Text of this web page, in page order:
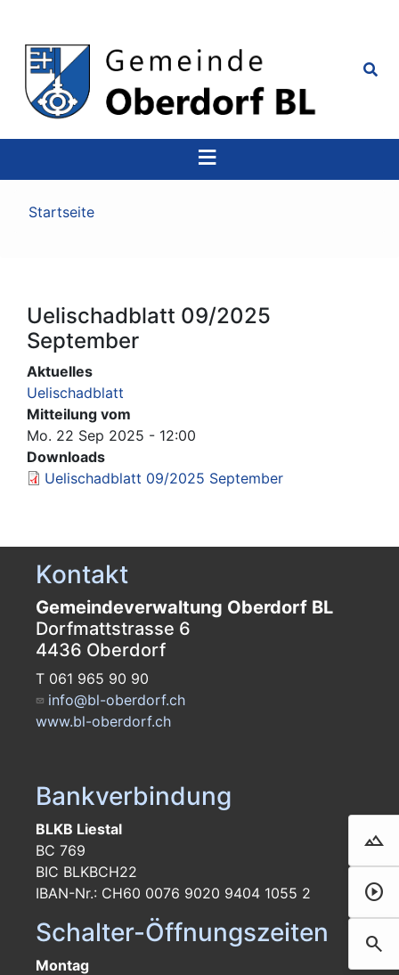
landscape
Film
play_circle
search
Pfadnavigation
Startseite
Uelischadblatt 09/2025
September
Aktuelles
Uelischadblatt
Mitteilung vom
Mo. 22 Sep 2025 - 12:00
Downloads
Uelischadblatt 09/2025 September
Kontakt
Gemeindeverwaltung Oberdorf BL
Dorfmattstrasse 6
4436 Oberdorf
T 061 965 90 90
info@bl-oberdorf.ch
www.bl-oberdorf.ch
Bankverbindung
BLKB Liestal
BC 769
BIC BLKBCH22
IBAN-Nr.: CH60 0076 9020 9404 1055 2
Schalter-Öffnungszeiten
Montag